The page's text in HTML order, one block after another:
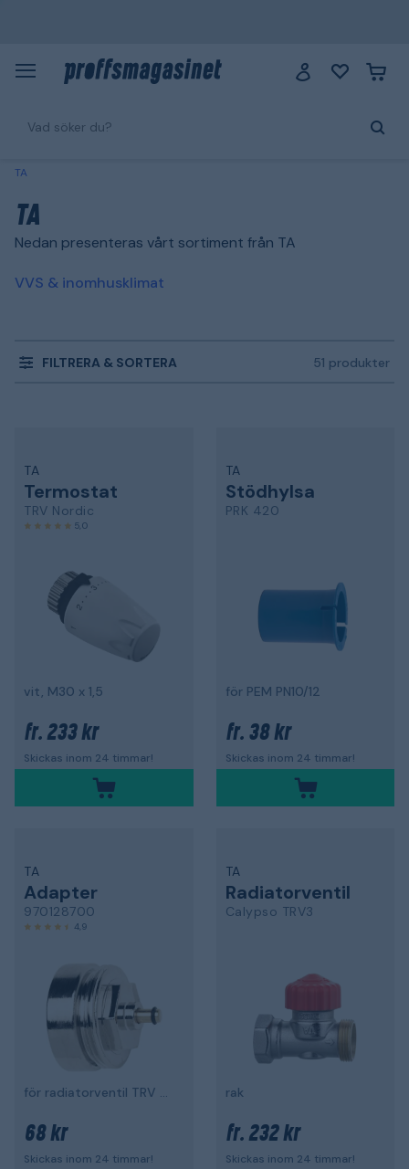
TA
TA
Nedan presenteras vårt sortiment från TA
VVS & inomhusklimat
FILTRERA & SORTERA 51 produkter
TA
Termostat
TRV Nordic
5,0
vit, M30 x 1,5
fr. 233 kr
Skickas inom 24 timmar!
TA
Stödhylsa
PRK 420
för PEM PN10/12
fr. 38 kr
Skickas inom 24 timmar!
TA
Adapter
970128700
4,9
för radiatorventil TRV M28-M30
68 kr
Skickas inom 24 timmar!
TA
Radiatorventil
Calypso TRV3
rak
fr. 232 kr
Skickas inom 24 timmar!